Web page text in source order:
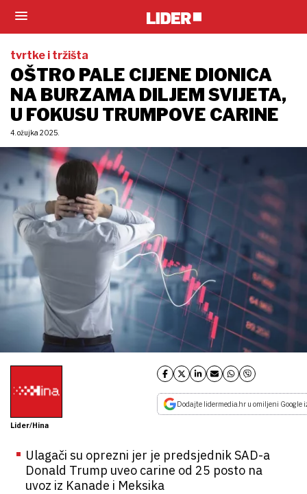
tvrtke i tržišta
OŠTRO PALE CIJENE DIONICA
NA BURZAMA DILJEM SVIJETA,
U FOKUSU TRUMPOVE CARINE
4. ožujka 2025.
Lider/Hina
Dodajte lidermedia.hr u omiljeni Google
Ulagači su oprezni jer je predsjednik SAD-a
Donald Trump uveo carine od 25 posto na
uvoz iz Kanade i Meksika